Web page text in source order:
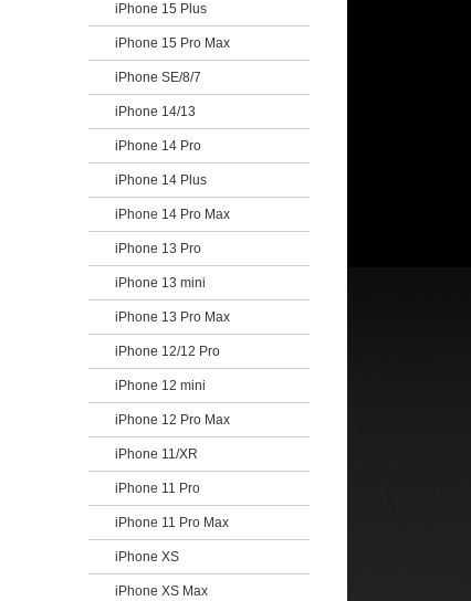
iPhone 15 Plus
iPhone 15 Pro Max
iPhone SE/8/7
iPhone 14/13
iPhone 14 Pro
iPhone 14 Plus
iPhone 14 Pro Max
iPhone 13 Pro
iPhone 13 mini
iPhone 13 Pro Max
iPhone 12/12 Pro
iPhone 12 mini
iPhone 12 Pro Max
iPhone 11/XR
iPhone 11 Pro
iPhone 11 Pro Max
iPhone XS
iPhone XS Max